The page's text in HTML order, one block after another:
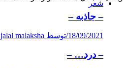
شعر
– جاذبه –
18/09/2021
/توسط jalal malaksha
– درد… –